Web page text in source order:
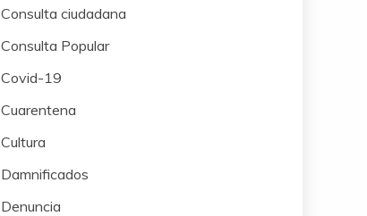
Consulta ciudadana
Consulta Popular
Covid-19
Cuarentena
Cultura
Damnificados
Denuncia